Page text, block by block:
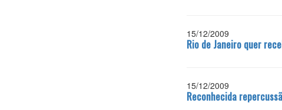
15/12/2009
Rio de Janeiro quer
15/12/2009
Reconhecida